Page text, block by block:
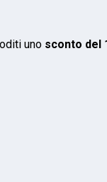
uno sconto del